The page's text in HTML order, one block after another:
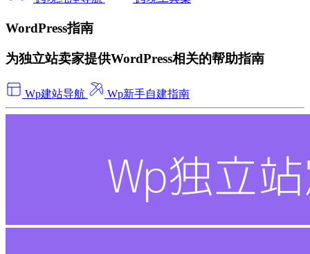
WordPress指南
为独立站卖家提供WordPress相关的帮助指南
Wp建站导航 Wp新手自建指南